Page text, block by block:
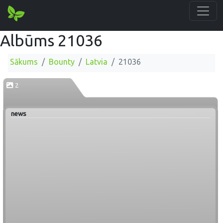
Albūms 21036
Sākums Bounty Latvia 21036
2
news